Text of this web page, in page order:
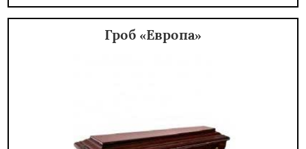
Гроб «Европа»